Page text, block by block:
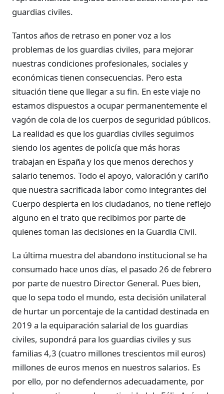
guardias civiles.
Tantos años de retraso en poner voz a los
problemas de los guardias civiles, para mejorar
nuestras condiciones profesionales, sociales y
económicas tienen consecuencias. Pero esta
situación tiene que llegar a su fin. En este viaje no
estamos dispuestos a ocupar permanentemente el
vagón de cola de los cuerpos de seguridad públicos.
La realidad es que los guardias civiles seguimos
siendo los agentes de policía que más horas
trabajan en España y los que menos derechos y
salario tenemos. Todo el apoyo, valoración y cariño
que nuestra sacrificada labor como integrantes del
Cuerpo despierta en los ciudadanos, no tiene reflejo
alguno en el trato que recibimos por parte de
quienes toman las decisiones en la Guardia Civil.
La última muestra del abandono institucional se ha
consumado hace unos días, el pasado 26 de febrero
por parte de nuestro Director General. Pues bien,
que lo sepa todo el mundo, esta decisión unilateral
de hurtar un porcentaje de la cantidad destinada en
2019 a la equiparación salarial de los guardias
civiles, supondrá para los guardias civiles y sus
familias 4,3 (cuatro millones trescientos mil euros)
millones de euros menos en nuestros salarios. Es
por ello, por no defendernos adecuadamente, por